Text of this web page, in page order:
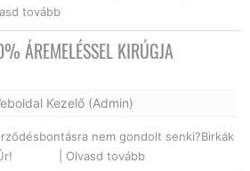
tovább
ÁREMELÉSSEL KIRÚGJA
Kezelő (Admin)
nem gondolt senki?Birkák
az Úr! | Olvasd tovább